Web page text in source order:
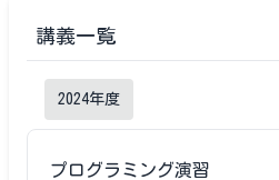
講義一覧
2024年度
プログラミング演習